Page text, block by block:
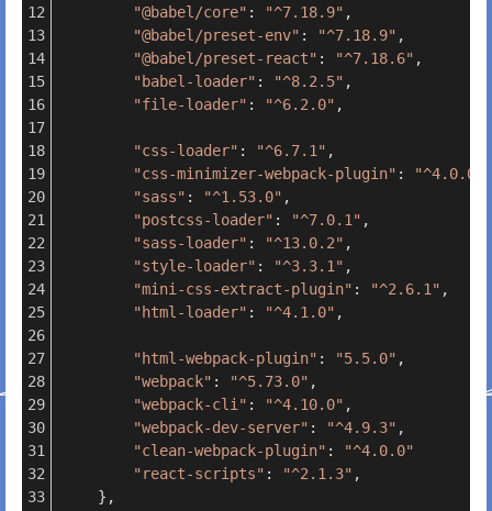
"@babel/core" : "^7.18.9" ,
"@babel/preset-env" : "^7.18.9" ,
"@babel/preset-react" : "^7.18.6" ,
"babel-loader" : "^8.2.5" ,
"file-loader" : "^6.2.0" ,
"css-loader" : "^6.7.1" ,
"css-minimizer-webpack-plugin" : "^4.0.0"
"sass" : "^1.53.0" ,
"postcss-loader" : "^7.0.1" ,
"sass-loader" : "^13.0.2" ,
"style-loader" : "^3.3.1" ,
"mini-css-extract-plugin" : "^2.6.1" ,
"html-loader" : "^4.1.0" ,
"html-webpack-plugin" : "5.5.0" ,
"webpack" : "^5.73.0" ,
"webpack-cli" : "^4.10.0" ,
"webpack-dev-server" : "^4.9.3" ,
"clean-webpack-plugin" :
"^4.0.0"
"react-scripts" : "^2.1.3" ,
    },